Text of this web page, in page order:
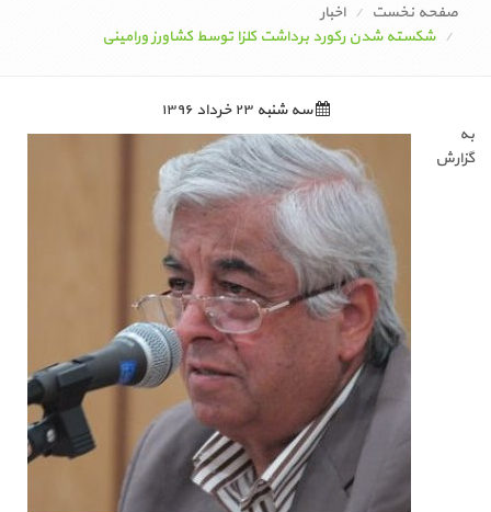
صفحه نخست
اخبار
شکسته شدن رکورد برداشت کلزا توسط کشاورز ورامینی
سه شنبه ۲۳ خرداد ۱۳۹۶
به
گزارش